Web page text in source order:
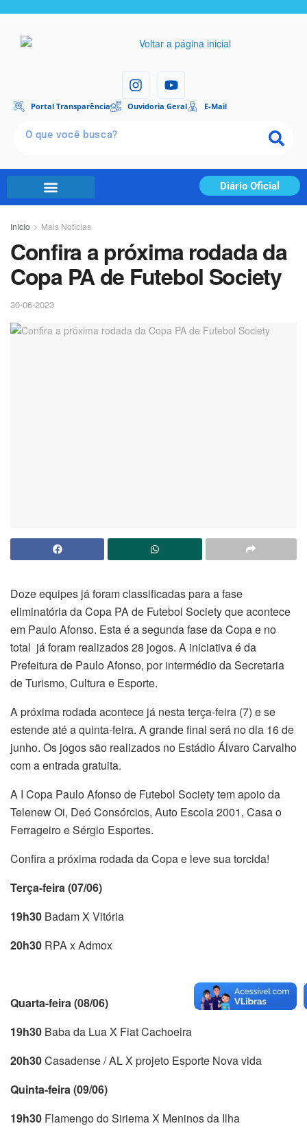
Portal Transparência Ouvidoria Geral E-Mail
Diário Oficial
Início Mais Notícias
Confira a próxima rodada da
Copa PA de Futebol Society
30-06-2023
Doze equipes já foram classificadas para a fase
eliminatória da Copa PA de Futebol Society que acontece
em Paulo Afonso. Esta é a segunda fase da Copa e no
total já foram realizados 28 jogos. A iniciativa é da
Prefeitura de Paulo Afonso, por intermédio da Secretaria
de Turismo, Cultura e Esporte.
A próxima rodada acontece já nesta terça-feira (7) e se
estende até a quinta-feira. A grande final será no dia 16 de
junho. Os jogos são realizados no Estádio Álvaro Carvalho
com a entrada gratuita.
A I Copa Paulo Afonso de Futebol Society tem apoio da
Telenew Oi, Deó Consórcios, Auto Escola 2001, Casa o
Ferrageiro e Sérgio Esportes.
Confira a próxima rodada da Copa e leve sua torcida!
Terça-feira (07/06)
19h30 Badam X Vitória
20h30 RPA x Admox
Quarta-feira (08/06)
19h30 Baba da Lua X Fiat Cachoeira
20h30Casadense / AL X projeto Esporte Nova vida
Quinta-feira (09/06)
19h30 Flamengo do Siriema X Meninos da Ilha